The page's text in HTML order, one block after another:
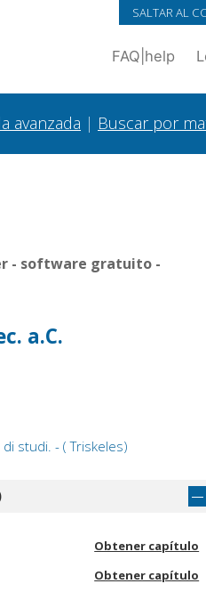
SALTAR AL
FAQ help
avanzada | Buscar por
- software gratuito -
a.C.
studi. - ( Triskeles)
Obtener capítulo
Obtener capítulo